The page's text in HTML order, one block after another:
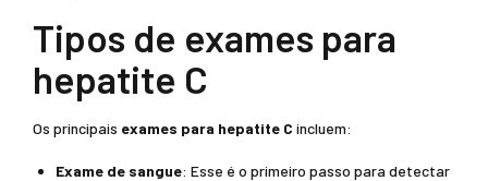
Tipos de exames para
hepatite C
Os principais exames para hepatite C incluem:
Exame de sangue: Esse é o primeiro passo para detectar